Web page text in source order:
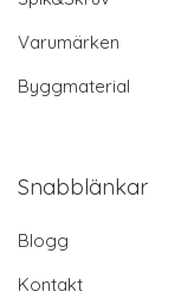
Varumärken
Byggmaterial
Snabblänkar
Blogg
Kontakt